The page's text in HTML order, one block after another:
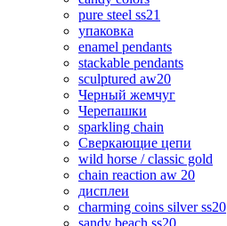
pure steel ss21
упаковка
enamel pendants
stackable pendants
sculptured aw20
Черный жемчуг
Черепашки
sparkling chain
Сверкающие цепи
wild horse / classic gold
chain reaction aw 20
дисплеи
charming coins silver ss20
sandy beach ss20